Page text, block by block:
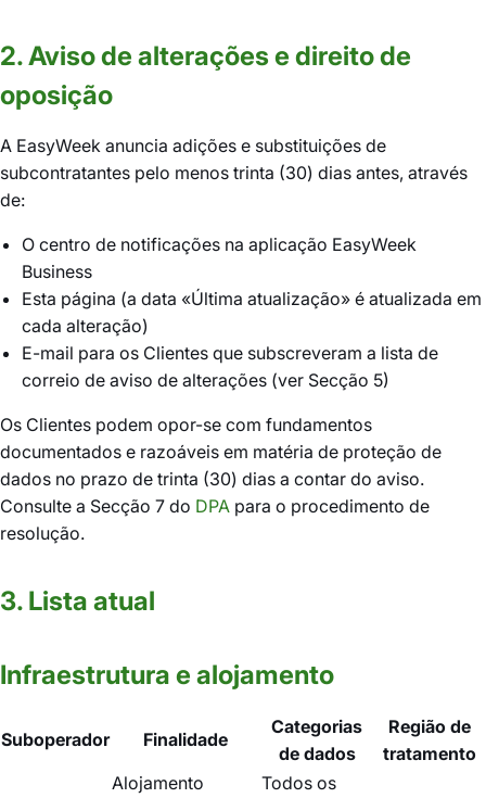
2. Aviso de alterações e direito de
oposição
A EasyWeek anuncia adições e substituições de
subcontratantes pelo menos trinta (30) dias antes, através
de:
O centro de notificações na aplicação EasyWeek
Business
Esta página (a data «Última atualização» é atualizada em
cada alteração)
E-mail para os Clientes que subscreveram a lista de
correio de aviso de alterações (ver Secção 5)
Os Clientes podem opor-se com fundamentos
documentados e razoáveis em matéria de proteção de
dados no prazo de trinta (30) dias a contar do aviso.
Consulte a Secção 7 do DPA para o procedimento de
resolução.
3. Lista atual
Infraestrutura e alojamento
Suboperador Finalidade
Categorias
de dados
Região de
tratamento
Alojamento
Todos os